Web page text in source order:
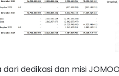
dari dedikasi dan misi